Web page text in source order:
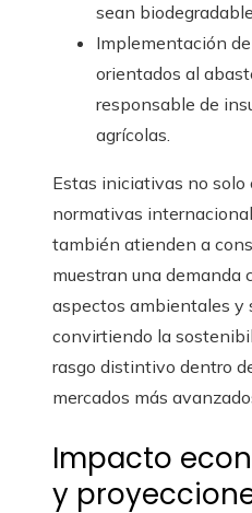
sean
Implementación
orientados al
responsable de
agrícolas.
Estas iniciativas no solo
normativas
también atienden a
muestran una demanda
aspectos ambientales y
convirtiendo la
rasgo distintivo dentro
mercados más
Impacto
y